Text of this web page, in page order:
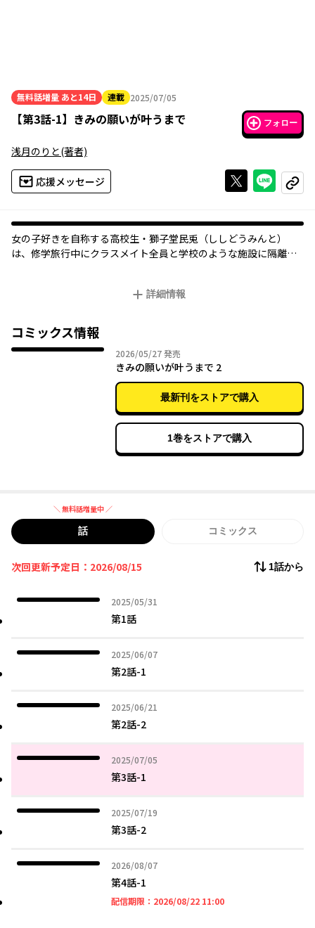
無料話増量 あと14日 連載 2025/07/05
2025年07月05日
【第3話-1】 きみの願いが叶うまで フォロー
浅月のりと(著者)
応援メッセージ Xで投稿する
ライン
コピー
女の子好きを自称する高校生・獅子堂民兎（ししどうみんと）
は、修学旅行中にクラスメイト全員と学校のような施設に隔離さ
詳細情報
コミックス情報
2026/05/272026年05月27日
発売
きみの願いが叶うまで 2
最新刊をストアで購入
1巻をストアで購入
＼ 無料話増量中 ／
無料話増量中
話 コミックス
次回更新予定日：2026/08/15 1話から
2025/05/31
2025年05月31日
第1話
2025/06/07
2025年06月07日
第2話-1
2025/06/21
2025年06月21日
第2話-2
2025/07/05
2025年07月05日
第3話-1
2025/07/19
2025年07月19日
第3話-2
2026/08/07
2026年08月07日
第4話-1
配信期限： 2026/08/22 11:002026年08月22日 11時